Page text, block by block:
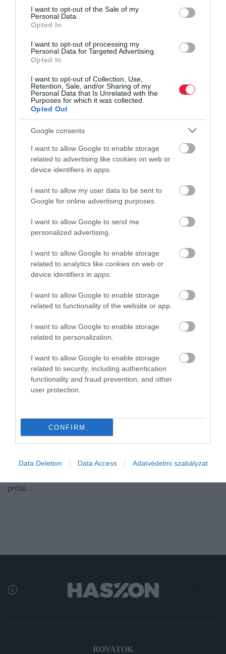
consent section.
I want to opt-out of the Sale of my
Personal Data.
Opted In
I want to opt-out of processing my
Personal Data for Targeted Advertising.
Opted In
I want to opt-out of Collection, Use,
Retention, Sale, and/or Sharing of my
Personal Data that Is Unrelated with the
Purposes for which it was collected.
Opted Out
Google consents
I want to allow Google to enable storage
related to advertising like cookies on web or
device identifiers in apps.
I want to allow my user data to be sent to
Google for online advertising purposes.
I want to allow Google to send me
personalized advertising.
I want to allow Google to enable storage
related to analytics like cookies on web or
device identifiers in apps.
I want to allow Google to enable storage
related to functionality of the website or app.
I want to allow Google to enable storage
related to personalization.
I want to allow Google to enable storage
related to security, including authentication
functionality and fraud prevention, and other
user protection.
CONFIRM
Data Deletion Data Access Adatvédelmi szabályzat
Hivatalos: Repülő autók gyártásába kezdett a
Suzuki
Japánban. Az SD-05 nevű járművek először a szigetországban,
azon belül Oszakában állhatnak forgalomba, és légitaxiként
szolgálhatnak.
Van olyan vállalat, amelyik azt ígéri, hogy a légitaxizás nem lesz
pedig…
ROVATOK